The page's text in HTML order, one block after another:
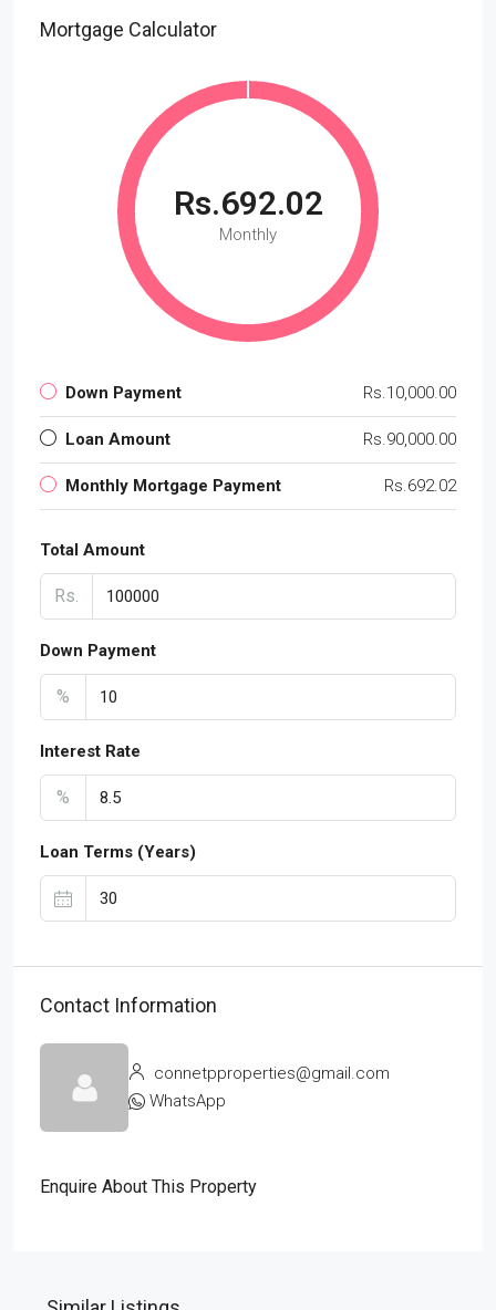
Mortgage Calculator
Rs.692.02
Monthly
Down Payment Rs.10,000.00
Loan Amount Rs.90,000.00
Monthly Mortgage Payment Rs.692.02
Total Amount
Rs.
Down Payment
%
Interest Rate
%
Loan Terms (Years)
Contact Information
connetpproperties@gmail.com
WhatsApp
Enquire About This Property